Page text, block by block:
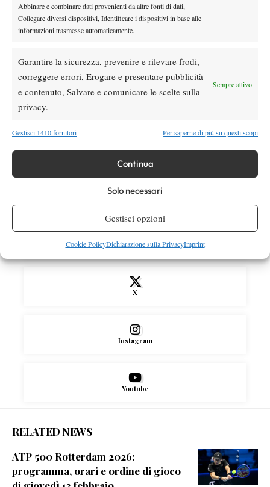
Abbinare e combinare dati provenienti da altre fonti di dati,
Collegare diversi dispositivi, Identificare i dispositivi in base alle
informazioni trasmesse automaticamente.
Garantire la sicurezza, prevenire e rilevare frodi,
correggere errori, Erogare e presentare pubblicità
e contenuto, Salvare e comunicare le scelte sulla
privacy.
Sempre attivo
Gestisci 1410 fornitori Per saperne di più su questi scopi
Continua
Solo necessari
Gestisci opzioni
Cookie PolicyDichiarazione sulla PrivacyImprint
Atp News
Masters 1000 Montreal 2026: Darderi
Masters 1000 Montreal 2026: medical time
WTA 1000 Toronto 2026: pioggia pesante,
gioco sospeso
SOCIAL
Facebook
X
Instagram
Youtube
RELATED NEWS
ATP 500 Rotterdam 2026:
programma, orari e ordine di gioco